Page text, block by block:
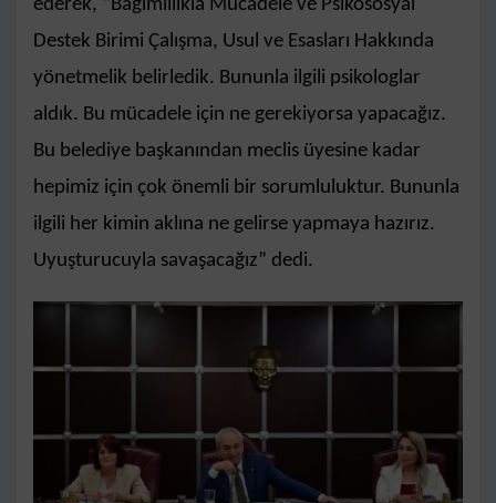
ederek, “Bağımlılıkla Mücadele ve Psikososyal
Destek Birimi Çalışma, Usul ve Esasları Hakkında
yönetmelik belirledik. Bununla ilgili psikologlar
aldık. Bu mücadele için ne gerekiyorsa yapacağız.
Bu belediye başkanından meclis üyesine kadar
hepimiz için çok önemli bir sorumluluktur. Bununla
ilgili her kimin aklına ne gelirse yapmaya hazırız.
Uyuşturucuyla savaşacağız” dedi.